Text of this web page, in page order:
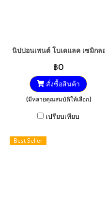
นิปปอนเพนต์ โบเดแลค เซมิกลอส
฿0
สั่งซื้อสินค้า
(มีหลายคุณสมบัติให้เลือก)
เปรียบเทียบ
Best Seller